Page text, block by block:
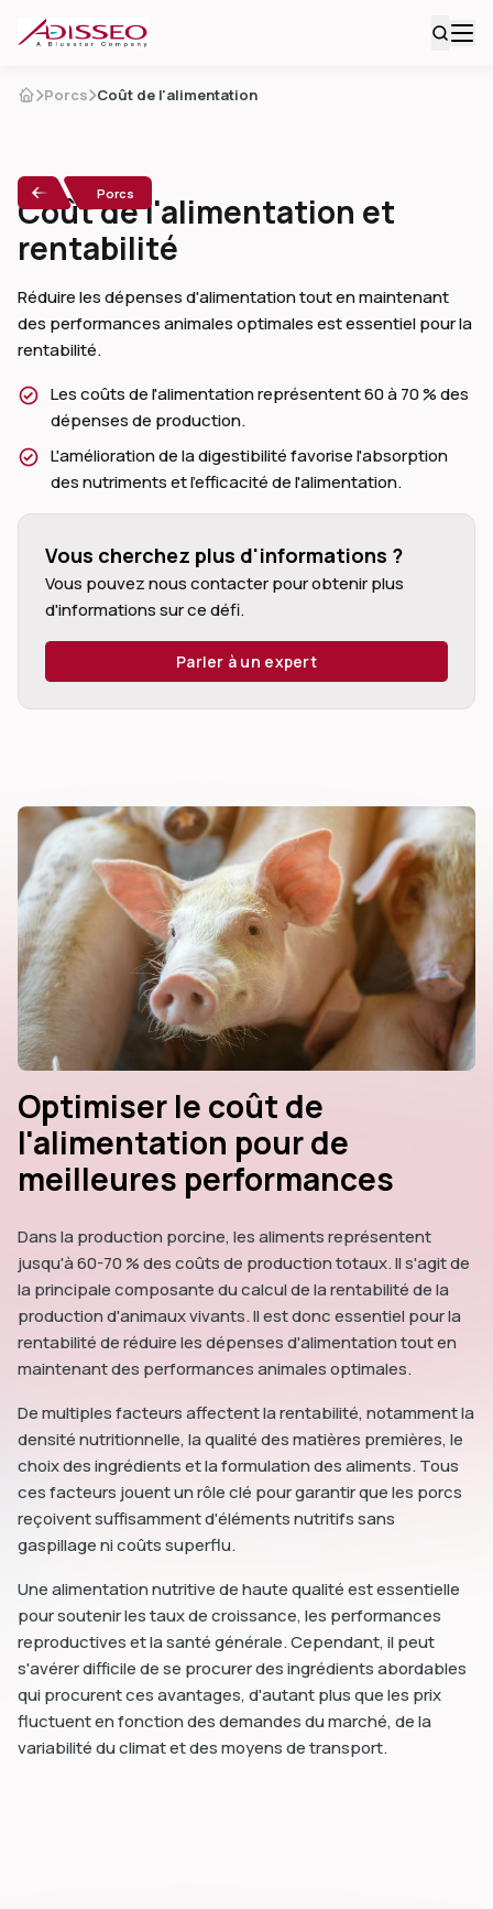
Porcs Coût de l'alimentation
Porcs
Coût de l'alimentation et
rentabilité
Réduire les dépenses d'alimentation tout en maintenant
des performances animales optimales est essentiel pour la
rentabilité.
Les coûts de l'alimentation représentent 60 à 70 % des
dépenses de production.
L'amélioration de la digestibilité favorise l'absorption
des nutriments et l'efficacité de l'alimentation.
Vous cherchez plus d'informations ?
Vous pouvez nous contacter pour obtenir plus
d'informations sur ce défi.
Parler à un expert
Optimiser le coût de
l'alimentation pour de
meilleures performances
Dans la production porcine, les aliments représentent
jusqu'à 60-70 % des coûts de production totaux. Il s'agit de
la principale composante du calcul de la rentabilité de la
production d'animaux vivants. Il est donc essentiel pour la
rentabilité de réduire les dépenses d'alimentation tout en
maintenant des performances animales optimales.
De multiples facteurs affectent la rentabilité, notamment la
densité nutritionnelle, la qualité des matières premières, le
choix des ingrédients et la formulation des aliments. Tous
ces facteurs jouent un rôle clé pour garantir que les porcs
reçoivent suffisamment d'éléments nutritifs sans
gaspillage ni coûts superflu.
Une alimentation nutritive de haute qualité est essentielle
pour soutenir les taux de croissance, les performances
reproductives et la santé générale. Cependant, il peut
s'avérer difficile de se procurer des ingrédients abordables
qui procurent ces avantages, d'autant plus que les prix
fluctuent en fonction des demandes du marché, de la
variabilité du climat et des moyens de transport.